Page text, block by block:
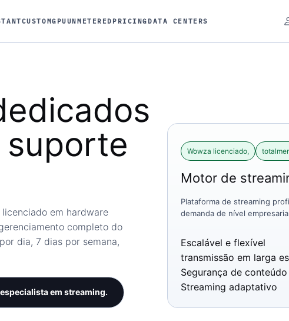
CUSTOMGPUUNMETERED PRICING DATA CENTERS
em hardware
completo do
dia, 7 dias por semana,
em streaming.
Wowza licenciado,
Motor de
Plataforma de streaming
demanda de nível
Escalável e flexível
transmissão em larga
Segurança de
Streaming adaptativo